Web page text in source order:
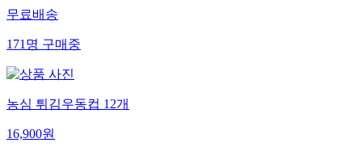
무료배송
171명구매중
농심 튀김우동컵 12개
16,900원